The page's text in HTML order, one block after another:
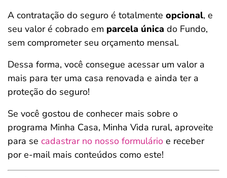
A contratação do seguro é totalmente opcional, e
seu valor é cobrado em parcela única do Fundo,
sem comprometer seu orçamento mensal.
Dessa forma, você consegue acessar um valor a
mais para ter uma casa renovada e ainda ter a
proteção do seguro!
Se você gostou de conhecer mais sobre o
programa Minha Casa, Minha Vida rural, aproveite
para se cadastrar no nosso formulário e receber
por e-mail mais conteúdos como este!